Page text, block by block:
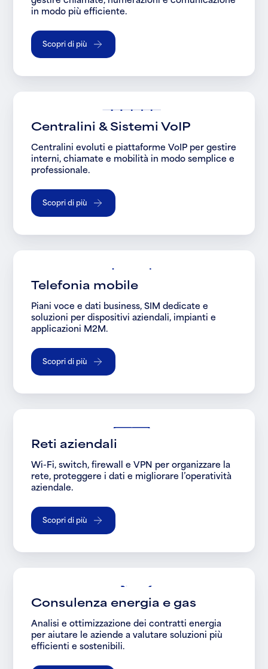
in modo più efficiente.
Scopri di più
Centralini & Sistemi VoIP
Centralini evoluti e piattaforme VoIP per gestire
interni, chiamate e mobilità in modo semplice e
professionale.
Scopri di più
Telefonia mobile
Piani voce e dati business, SIM dedicate e
soluzioni per dispositivi aziendali, impianti e
applicazioni M2M.
Scopri di più
Reti aziendali
Wi-Fi, switch, firewall e VPN per organizzare la
rete, proteggere i dati e migliorare l’operatività
aziendale.
Scopri di più
Consulenza energia e gas
Analisi e ottimizzazione dei contratti energia
per aiutare le aziende a valutare soluzioni più
efficienti e sostenibili.